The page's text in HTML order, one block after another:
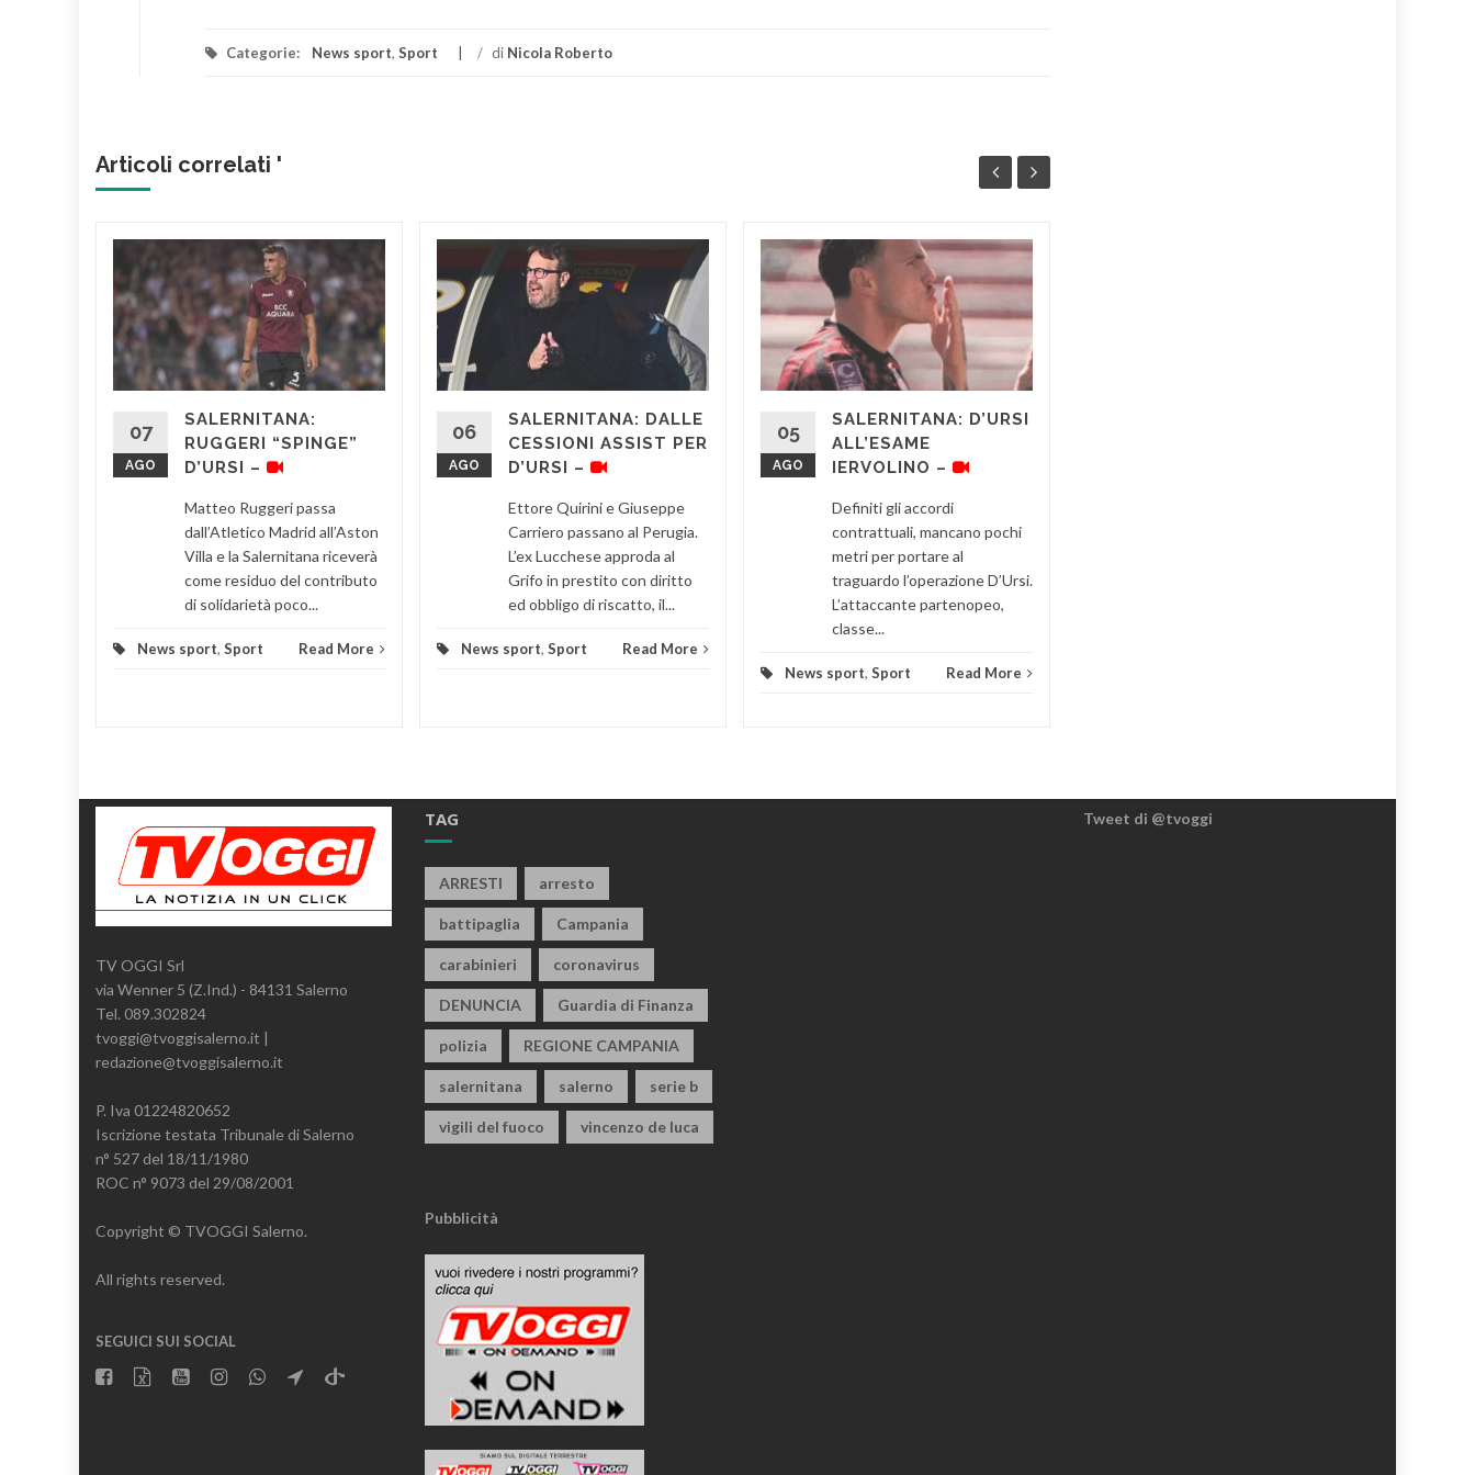
Categorie: News sport, Sport / di Nicola Roberto
Articoli correlati '
07
AGO
SALERNITANA:
RUGGERI “SPINGE”
D’URSI –
Matteo Ruggeri passa
dall’Atletico Madrid all’Aston
Villa e la Salernitana riceverà
come residuo del contributo
di solidarietà poco...
News sport, Sport Read More
06
AGO
SALERNITANA: DALLE
CESSIONI ASSIST PER
D’URSI –
Ettore Quirini e Giuseppe
Carriero passano al Perugia.
L’ex Lucchese approda al
Grifo in prestito con diritto
ed obbligo di riscatto, il...
News sport, Sport Read More
05
AGO
SALERNITANA: D’URSI
ALL’ESAME
IERVOLINO –
Definiti gli accordi
contrattuali, mancano pochi
metri per portare al
traguardo l’operazione D’Ursi.
L’attaccante partenopeo,
classe...
News sport, Sport Read More
TV OGGI Srl
via Wenner 5 (Z.Ind.) - 84131 Salerno
Tel. 089.302824
tvoggi@tvoggisalerno.it |
redazione@tvoggisalerno.it
P. Iva 01224820652
Iscrizione testata Tribunale di Salerno
n° 527 del 18/11/1980
ROC n° 9073 del 29/08/2001
Copyright © TVOGGI Salerno.
All rights reserved.
SEGUICI SUI SOCIAL
TAG
ARRESTI arresto
battipaglia Campania
carabinieri coronavirus
DENUNCIA Guardia di Finanza
polizia REGIONE CAMPANIA
salernitana salerno serie b
vigili del fuoco vincenzo de luca
Pubblicità
Tweet di @tvoggi